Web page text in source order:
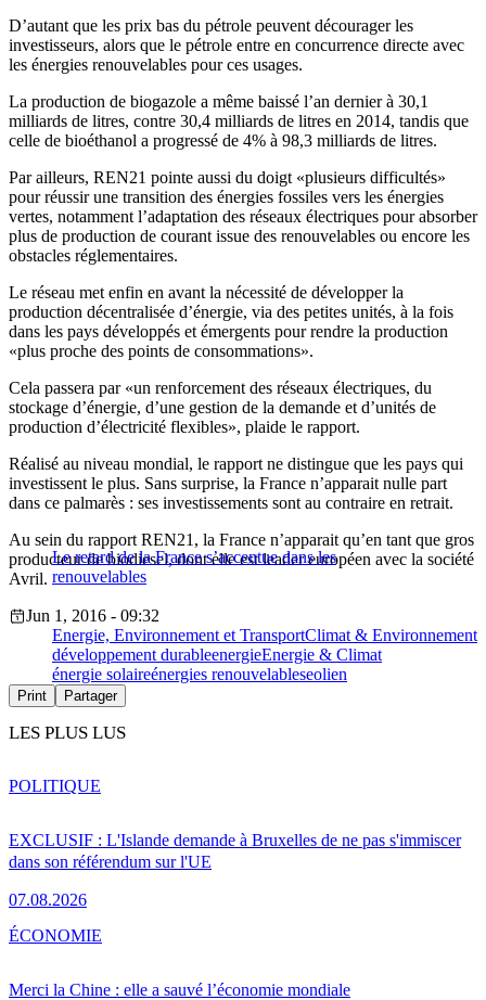
D’autant que les prix bas du pétrole peuvent décourager les
investisseurs, alors que le pétrole entre en concurrence directe avec
les énergies renouvelables pour ces usages.
La production de biogazole a même baissé l’an dernier à 30,1
milliards de litres, contre 30,4 milliards de litres en 2014, tandis que
celle de bioéthanol a progressé de 4% à 98,3 milliards de litres.
Par ailleurs, REN21 pointe aussi du doigt «plusieurs difficultés»
pour réussir une transition des énergies fossiles vers les énergies
vertes, notamment l’adaptation des réseaux électriques pour absorber
plus de production de courant issue des renouvelables ou encore les
obstacles réglementaires.
Le réseau met enfin en avant la nécessité de développer la
production décentralisée d’énergie, via des petites unités, à la fois
dans les pays développés et émergents pour rendre la production
«plus proche des points de consommations».
Cela passera par «un renforcement des réseaux électriques, du
stockage d’énergie, d’une gestion de la demande et d’unités de
production d’électricité flexibles», plaide le rapport.
Réalisé au niveau mondial, le rapport ne distingue que les pays qui
investissent le plus. Sans surprise, la France n’apparait nulle part
dans ce palmarès : ses investissements sont au contraire en retrait.
Le retard de la France s’accentue dans les
renouvelables
Au sein du rapport REN21, la France n’apparait qu’en tant que gros
producteur de biodiesel, dont elle est leader européen avec la société
Avril.
Jun 1, 2016 - 09:32
Energie, Environnement et TransportClimat & Environnement
développement durableenergieEnergie & Climat
énergie solaireénergies renouvelableseolien
Print Partager
LES PLUS LUS
EXCLUSIF : L'Islande demande à Bruxelles de ne pas s'immiscer
dans son référendum sur l'UE
07.08.2026
POLITIQUE
Merci la Chine : elle a sauvé l’économie mondiale
ÉCONOMIE